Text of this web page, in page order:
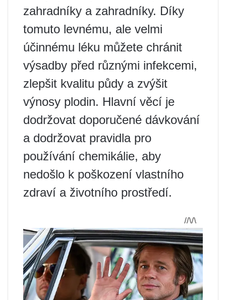
zahradníky a zahradníky. Díky
tomuto levnému, ale velmi
účinnému léku můžete chránit
výsadby před různými infekcemi,
zlepšit kvalitu půdy a zvýšit
výnosy plodin. Hlavní věcí je
dodržovat doporučené dávkování
a dodržovat pravidla pro
používání chemikálie, aby
nedošlo k poškození vlastního
zdraví a životního prostředí.